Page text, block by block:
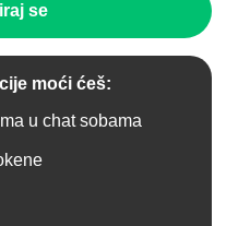
se
moći ćeš:
u chat sobama